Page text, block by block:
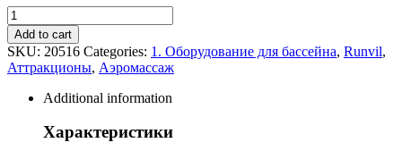
Форсунка
аэроомассажная
3/4”
наружная
AISI304
Runvil
Add to cart
SKU: 20516 Categories: 1. Оборудование для бассейна, Runvil,
Аттракционы, Аэромассаж
Additional information
Характеристики